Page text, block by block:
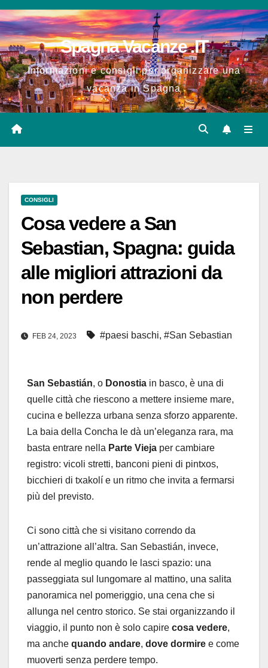
Salta
al
contenuto
Spagna Vacanze .IT
Informazioni e consigli per organizzare una
vacanza in Spagna
CONSIGLI
Cosa vedere a San
Sebastian, Spagna: guida
alle migliori attrazioni da
non perdere
FEB 24, 2023 #paesi baschi, #San Sebastian
San Sebastián, o Donostia in basco, è una di
quelle città che riescono a mettere insieme mare,
cucina e bellezza urbana senza sforzo apparente.
La baia della Concha le dà un’eleganza rara, ma
basta entrare nella Parte Vieja per cambiare
registro: vicoli stretti, banconi pieni di pintxos,
bicchieri di txakolí e un ritmo che invita a fermarsi
più del previsto.
Ci sono città che si visitano correndo da
un’attrazione all’altra. San Sebastián, invece,
rende al meglio quando le lasci spazio: una
passeggiata sul lungomare al mattino, una salita
panoramica nel pomeriggio, una cena che si
allunga nel centro storico. Se stai organizzando il
viaggio, il punto non è solo capire cosa vedere,
ma anche quando andare, dove dormire e come
muoverti senza perdere tempo.